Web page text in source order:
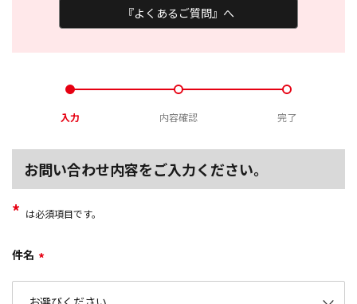
『よくあるご質問』へ
入力 内容確認 完了
お問い合わせ内容をご入力ください。
* は必須項目です。
件名 *